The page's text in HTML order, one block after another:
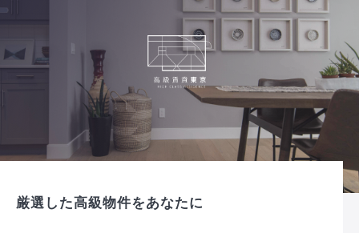
厳選した高級物件をあなたに